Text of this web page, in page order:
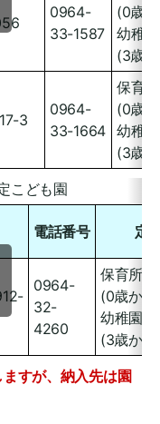
0964-
33-1587
(0歳
幼稚
(3歳
3
0964-
33-1664
保育
(0歳
幼稚
(3歳
こども園
電話番号 定
0964-
32-
4260
保育所型
(0歳から
幼稚園型
(3歳か
すが、納入先は園